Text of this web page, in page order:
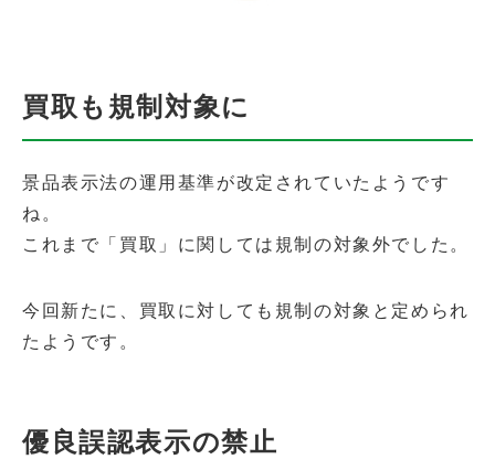
買取も規制対象に
景品表示法の運用基準が改定されていたようです
ね。
これまで「買取」に関しては規制の対象外でした。
今回新たに、買取に対しても規制の対象と定められ
たようです。
優良誤認表示の禁止